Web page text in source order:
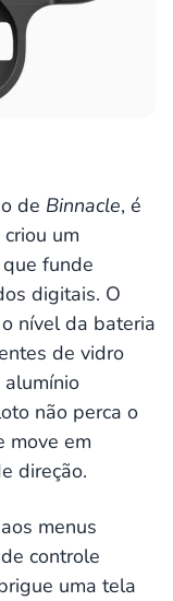
de Binnacle, é
um
funde
digitais. O
nível da bateria
de vidro
não perca o
move em
direção.
menus
controle
uma tela